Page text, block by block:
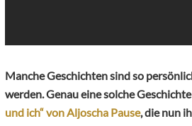
Manche Geschichten sind so
werden. Genau eine solche
und ich“ von Aljoscha Pause, die nun